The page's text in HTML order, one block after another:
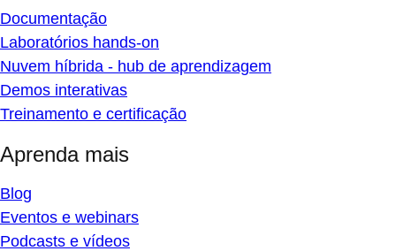
Documentação
Laboratórios hands-on
Nuvem híbrida - hub de aprendizagem
Demos interativas
Treinamento e certificação
Aprenda mais
Blog
Eventos e webinars
Podcasts e vídeos